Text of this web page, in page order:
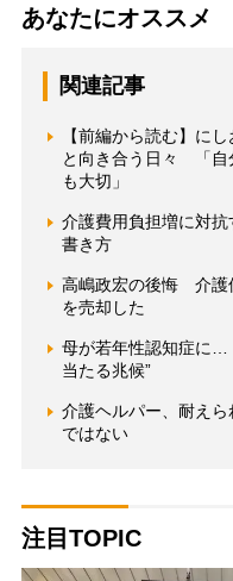
あなたにオススメ
関連記事
【前編から読む】に
と向き合う日々 「自
も大切」
介護費用負担増に対
書き方
高嶋政宏の後悔 介護
を売却した
母が若年性認知症に
当たる兆候”
介護ヘルパー、耐え
ではない
注目TOPIC